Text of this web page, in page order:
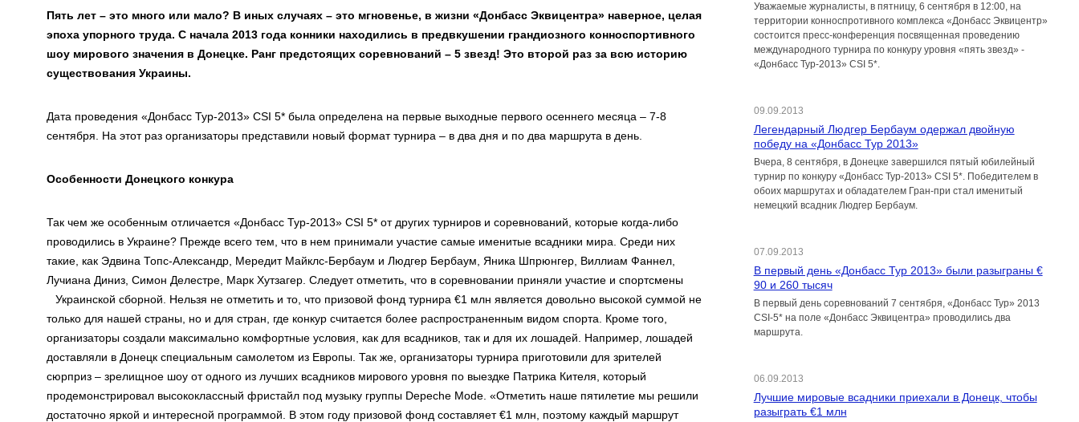
Пять лет – это много или мало? В иных случаях – это мгновенье, в жизни «Донбасс Эквицентра» наверное, целая
эпоха упорного труда. С начала 2013 года конники находились в предвкушении грандиозного конноспортивного
шоу мирового значения в Донецке. Ранг предстоящих соревнований – 5 звезд! Это второй раз за всю историю
существования Украины.
Дата проведения «Донбасс Тур-2013» CSI 5* была определена на первые выходные первого осеннего месяца – 7-8
сентября. На этот раз организаторы представили новый формат турнира – в два дня и по два маршрута в день.
Особенности Донецкого конкура
Так чем же особенным отличается «Донбасс Тур-2013» CSI 5* от других турниров и соревнований, которые когда-либо
проводились в Украине? Прежде всего тем, что в нем принимали участие самые именитые всадники мира. Среди них
такие, как Эдвина Топс-Александр, Мередит Майклс-Бербаум и Людгер Бербаум, Яника Шпрюнгер, Виллиам Фаннел,
Лучиана Диниз, Симон Делестре, Марк Хутзагер. Следует отметить, что в соревновании приняли участие и спортсмены
Украинской сборной. Нельзя не отметить и то, что призовой фонд турнира €1 млн является довольно высокой суммой не
только для нашей страны, но и для стран, где конкур считается более распространенным видом спорта. Кроме того,
организаторы создали максимально комфортные условия, как для всадников, так и для их лошадей. Например, лошадей
доставляли в Донецк специальным самолетом из Европы. Так же, организаторы турнира приготовили для зрителей
сюрприз – зрелищное шоу от одного из лучших всадников мирового уровня по выездке Патрика Кителя, который
продемонстрировал высококлассный фристайл под музыку группы Depeche Mode. «Отметить наше пятилетие мы решили
достаточно яркой и интересной программой. В этом году призовой фонд составляет €1 млн, поэтому каждый маршрут
Уважаемые журналисты, в пятницу, 6 сентября в 12:00, на
территории конноспротивного комплекса «Донбасс Эквицентр»
состоится пресс-конференция посвященная проведению
международного турнира по конкуру уровня «пять звезд» -
«Донбасс Тур-2013» CSI 5*.
09.09.2013
Легендарный Людгер Бербаум одержал двойную
победу на «Донбасс Тур 2013»
Вчера, 8 сентября, в Донецке завершился пятый юбилейный
турнир по конкуру «Донбасс Тур-2013» CSI 5*. Победителем в
обоих маршрутах и обладателем Гран-при стал именитый
немецкий всадник Людгер Бербаум.
07.09.2013
В первый день «Донбасс Тур 2013» были разыграны €
90 и 260 тысяч
В первый день соревнований 7 сентября, «Донбасс Тур» 2013
CSI-5* на поле «Донбасс Эквицентра» проводились два
маршрута.
06.09.2013
Лучшие мировые всадники приехали в Донецк, чтобы
разыграть €1 млн